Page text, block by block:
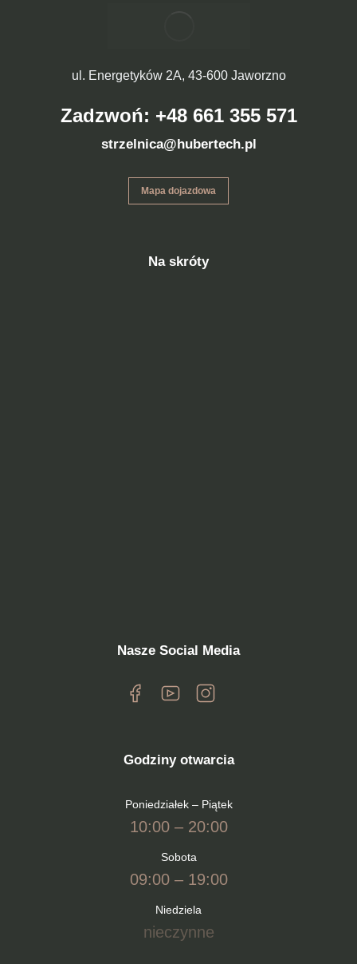
ul. Energetyków 2A, 43-600 Jaworzno
Zadzwoń: +48 661 355 571
strzelnica@hubertech.pl
Mapa dojazdowa
Na skróty
Nasze Social Media
Godziny otwarcia
Poniedziałek – Piątek
10:00 – 20:00
Sobota
09:00 – 19:00
Niedziela
nieczynne